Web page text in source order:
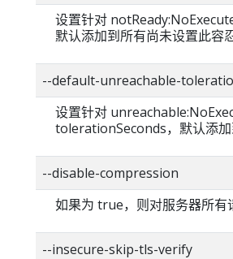
设置针对
默认添加到所有尚未设置此容
--default-unreachable-
设置针对
tolerationSeconds，默认添
--disable-compression
如果为 true，则对服务器所有
--insecure-skip-tls-verify